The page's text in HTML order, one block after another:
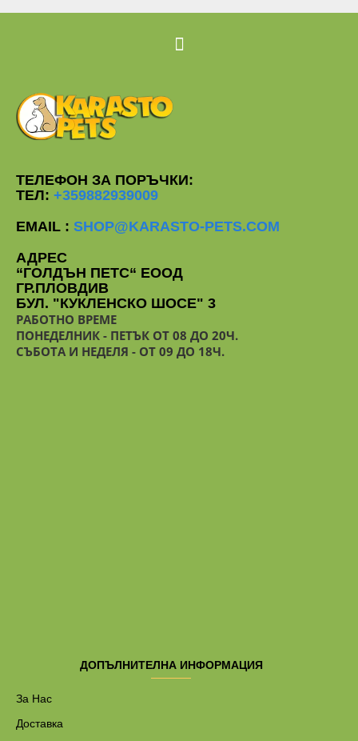
ТЕЛЕФОН ЗА ПОРЪЧКИ:
ТЕЛ: +359882939009
EMAIL : SHOP@KARASTO-PETS.COM
АДРЕС
“ГОЛДЪН ПЕТС“ ЕООД
ГР.ПЛОВДИВ
БУЛ. "КУКЛЕНСКО ШОСЕ" 3
РАБОТНО ВРЕМЕ
ПОНЕДЕЛНИК - ПЕТЪК ОТ 08 ДО 20Ч.
СЪБОТА И НЕДЕЛЯ - ОТ 09 ДО 18Ч.
ДОПЪЛНИТЕЛНА ИНФОРМАЦИЯ
За Нас
Доставка